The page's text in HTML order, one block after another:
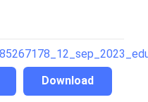
Download